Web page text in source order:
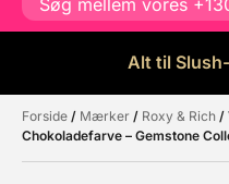
Alt til
Måske kunne
produkter have
Forside / Mærker / Roxy & Rich /
Chokoladefarve – Gemstone